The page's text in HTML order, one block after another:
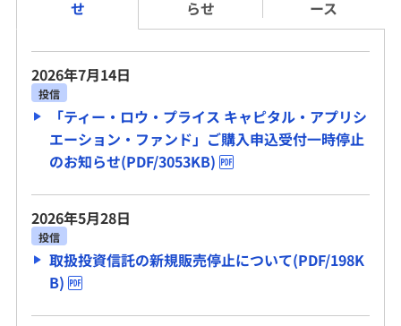
せ らせ ース
2026年7月14日
投信
「ティー・ロウ・プライス キャピタル・アプリシ
エーション・ファンド」ご購入申込受付一時停止
のお知らせ(PDF/3053KB)
2026年5月28日
投信
取扱投資信託の新規販売停止について(PDF/198K
B)